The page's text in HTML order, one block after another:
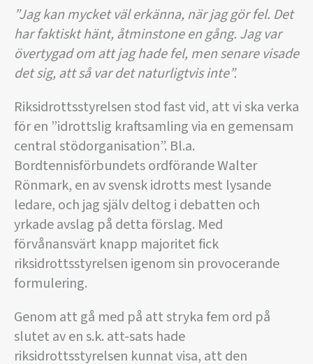
”Jag kan mycket väl erkänna, när jag gör fel. Det
har faktiskt hänt, åtminstone en gång. Jag var
övertygad om att jag hade fel, men senare visade
det sig, att så var det naturligtvis inte”.
Riksidrottsstyrelsen stod fast vid, att vi ska verka
för en ”idrottslig kraftsamling via en gemensam
central stödorganisation”. Bl.a.
Bordtennisförbundets ordförande Walter
Rönmark, en av svensk idrotts mest lysande
ledare, och jag själv deltog i debatten och
yrkade avslag på detta förslag. Med
förvånansvärt knapp majoritet fick
riksidrottsstyrelsen igenom sin provocerande
formulering.
Genom att gå med på att stryka fem ord på
slutet av en s.k. att-sats hade
riksidrottsstyrelsen kunnat visa, att den